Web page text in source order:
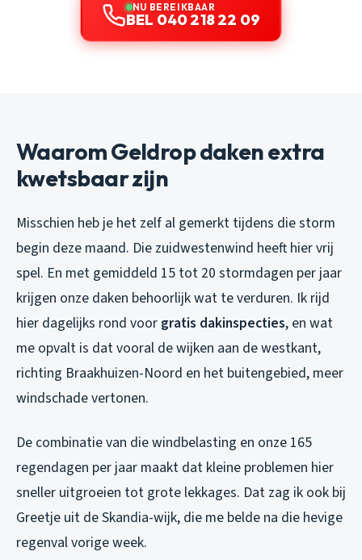
NU BEREIKBAAR
BEL 040 218 22 09
Waarom Geldrop daken extra
kwetsbaar zijn
Misschien heb je het zelf al gemerkt tijdens die storm
begin deze maand. Die zuidwestenwind heeft hier vrij
spel. En met gemiddeld 15 tot 20 stormdagen per jaar
krijgen onze daken behoorlijk wat te verduren. Ik rijd
hier dagelijks rond voor gratis dakinspecties, en wat
me opvalt is dat vooral de wijken aan de westkant,
richting Braakhuizen-Noord en het buitengebied, meer
windschade vertonen.
De combinatie van die windbelasting en onze 165
regendagen per jaar maakt dat kleine problemen hier
sneller uitgroeien tot grote lekkages. Dat zag ik ook bij
Greetje uit de Skandia-wijk, die me belde na die hevige
regenval vorige week.